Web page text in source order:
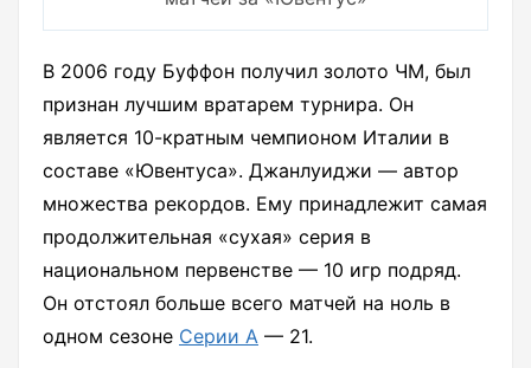
В 2006 году Буффон получил золото ЧМ, был
признан лучшим вратарем турнира. Он
является 10-кратным чемпионом Италии в
составе «Ювентуса». Джанлуиджи — автор
множества рекордов. Ему принадлежит самая
продолжительная «сухая» серия в
национальном первенстве — 10 игр подряд.
Он отстоял больше всего матчей на ноль в
одном сезоне Серии А — 21.